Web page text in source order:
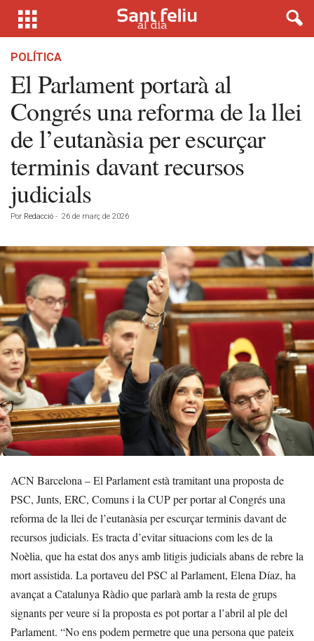
POLÍTICA
El Parlament portarà al
Congrés una reforma de la llei
de l’eutanàsia per escurçar
terminis davant recursos
judicials
Por Redacció - 26 de març de 2026
ACN Barcelona – El Parlament està tramitant una proposta de
PSC, Junts, ERC, Comuns i la CUP per portar al Congrés una
reforma de la llei de l’eutanàsia per escurçar terminis davant de
recursos judicials. Es tracta d’evitar situacions com les de la
Noèlia, que ha estat dos anys amb litigis judicials abans de rebre la
mort assistida. La portaveu del PSC al Parlament, Elena Díaz, ha
avançat a Catalunya Ràdio que parlarà amb la resta de grups
signants per veure si la proposta es pot portar a l’abril al ple del
Parlament. “No ens podem permetre que una persona que pateix